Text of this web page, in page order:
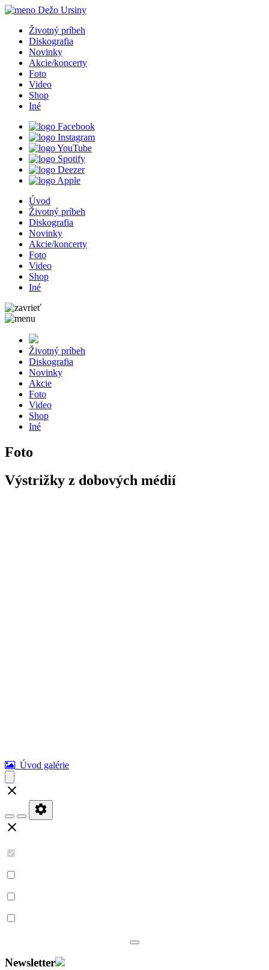
Životný príbeh
Diskografia
Novinky
Akcie/koncerty
Foto
Video
Shop
Iné
Úvod
Životný príbeh
Diskografia
Novinky
Akcie/koncerty
Foto
Video
Shop
Iné
Životný príbeh
Diskografia
Novinky
Akcie
Foto
Video
Shop
Iné
Foto
Výstrižky z dobových médií
Úvod galérie
Newsletter